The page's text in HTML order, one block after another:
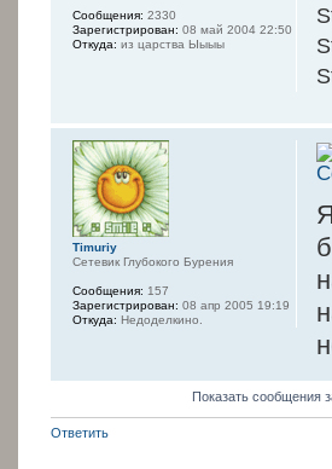
Сообщения: 2330
Зарегистрирован: 08 май 2004 22:50
Откуда: из царства Ыыыы
Timuriy
Сетевик Глубокого Бурения
Сообщения: 157
Зарегистрирован: 08 апр 2005 19:19
Откуда: Недоделкино.
Показать сообщения
Ответить